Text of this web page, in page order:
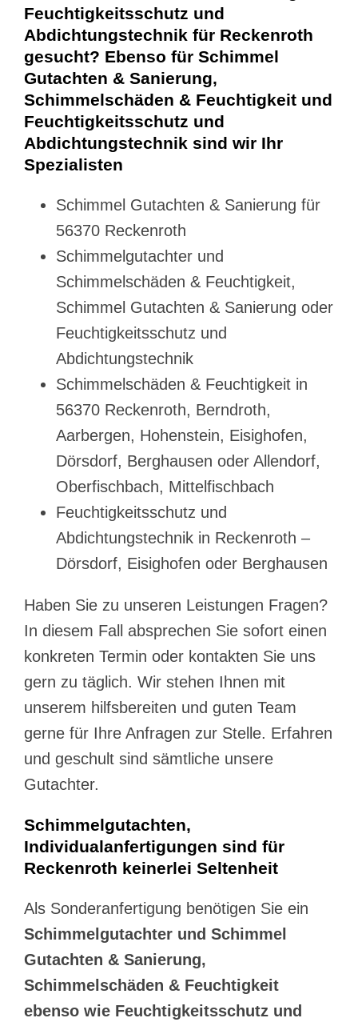
Feuchtigkeitsschutz und
Abdichtungstechnik für Reckenroth
gesucht? Ebenso für Schimmel
Gutachten & Sanierung,
Schimmelschäden & Feuchtigkeit und
Feuchtigkeitsschutz und
Abdichtungstechnik sind wir Ihr
Spezialisten
Schimmel Gutachten & Sanierung für
56370 Reckenroth
Schimmelgutachter und
Schimmelschäden & Feuchtigkeit,
Schimmel Gutachten & Sanierung oder
Feuchtigkeitsschutz und
Abdichtungstechnik
Schimmelschäden & Feuchtigkeit in
56370 Reckenroth, Berndroth,
Aarbergen, Hohenstein, Eisighofen,
Dörsdorf, Berghausen oder Allendorf,
Oberfischbach, Mittelfischbach
Feuchtigkeitsschutz und
Abdichtungstechnik in Reckenroth –
Dörsdorf, Eisighofen oder Berghausen
Haben Sie zu unseren Leistungen Fragen?
In diesem Fall absprechen Sie sofort einen
konkreten Termin oder kontakten Sie uns
gern zu täglich. Wir stehen Ihnen mit
unserem hilfsbereiten und guten Team
gerne für Ihre Anfragen zur Stelle. Erfahren
und geschult sind sämtliche unsere
Gutachter.
Schimmelgutachten,
Individualanfertigungen sind für
Reckenroth keinerlei Seltenheit
Als Sonderanfertigung benötigen Sie ein
Schimmelgutachter und Schimmel
Gutachten & Sanierung,
Schimmelschäden & Feuchtigkeit
ebenso wie Feuchtigkeitsschutz und